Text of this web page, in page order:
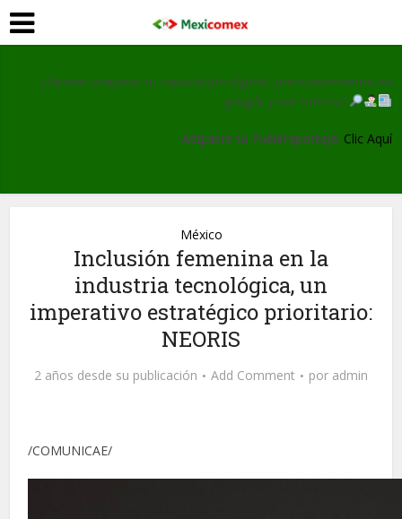
¿Deseas mejorar tu reputación digital, posicionamiento en
google y ser noticia?
Adquiere tu Publirreportaje: Clic Aquí
México
Inclusión femenina en la
industria tecnológica, un
imperativo estratégico prioritario:
NEORIS
2 años desde su publicación Add Comment por admin
/COMUNICAE/